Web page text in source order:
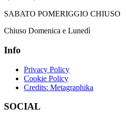
SABATO POMERIGGIO CHIUSO
Chiuso Domenica e Lunedì
Info
Privacy Policy
Cookie Policy
Credits: Metagraphika
SOCIAL